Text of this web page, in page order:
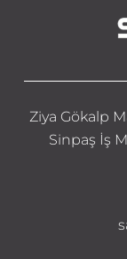
Ziya Gökalp
Sinpaş İş